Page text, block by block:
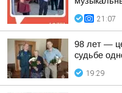
21:07
98 лет —
судьбе
19:29